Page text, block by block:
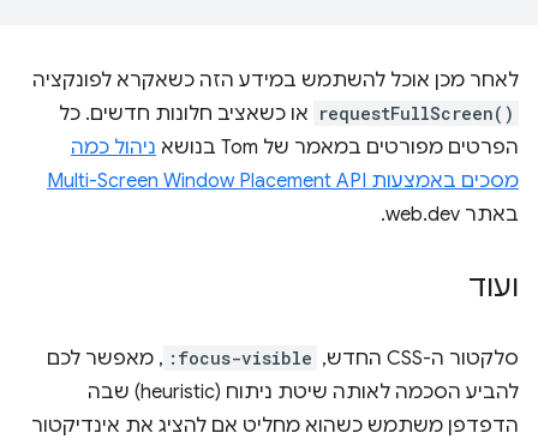
לאחר מכן אוכל להשתמש במידע הזה כשאקרא לפונקציה
requestFullScreen() או כשאציב חלונות חדשים. כל
הפרטים מפורטים במאמר של Tom בנושא
ניהול כמה
מסכים באמצעות Multi-Screen Window Placement API
באתר web.dev.
ועוד
סלקטור ה-CSS החדש, :focus-visible , מאפשר לכם
להביע הסכמה לאותה שיטת ניתוח (heuristic) שבה
הדפדפן משתמש כשהוא מחליט אם להציג את אינדיקטור